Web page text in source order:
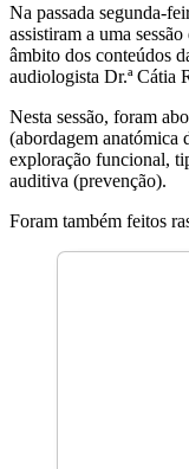
Na passada segunda-
assistiram a uma
âmbito dos conteúdos
audiologista Dr.ª Cátia
Nesta sessão, foram
(abordagem anatómica
exploração funcional,
auditiva (prevenção).
Foram também feitos